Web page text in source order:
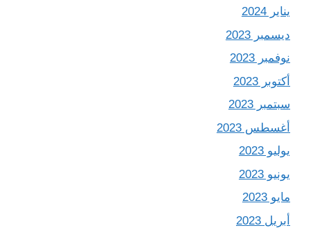
يناير 2024
ديسمبر 2023
نوفمبر 2023
أكتوبر 2023
سبتمبر 2023
أغسطس 2023
يوليو 2023
يونيو 2023
مايو 2023
أبريل 2023